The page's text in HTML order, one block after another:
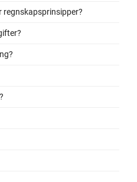
regnskapsprinsipper?